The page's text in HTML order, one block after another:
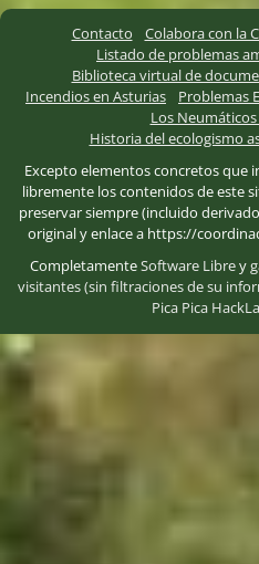
Contacto Colabora con la
Listado de problemas
Biblioteca virtual de
Incendios en Asturias
Problemas
Los
Historia del ecologismo
Excepto elementos concretos que
libremente los contenidos de este
preservar siempre (incluido
original y enlace a https://
CompletamenteSoftware Librey
visitantes (sin filtraciones de su
Pica Pica